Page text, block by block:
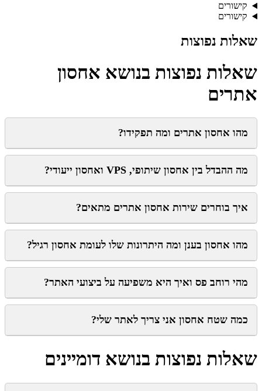
קישורים
קישורים
שאלות נפוצות
שאלות נפוצות בנושא אחסון
אתרים
מהו אחסון אתרים ומה תפקידו?
מה ההבדל בין אחסון שיתופי, VPS ואחסון ייעודי?
איך בוחרים שירות אחסון אתרים מתאים?
מהו אחסון בענן ומה היתרונות שלו לעומת אחסון רגיל?
מהי רוחב פס ואיך היא משפיעה על ביצועי האתר?
כמה שטח אחסון אני צריך לאתר שלי?
שאלות נפוצות בנושא דומיינים